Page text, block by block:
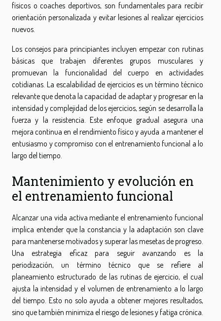
físicos o coaches deportivos, son fundamentales para recibir
orientación personalizada y evitar lesiones al realizar ejercicios
nuevos.
Los consejos para principiantes incluyen empezar con rutinas
básicas que trabajen diferentes grupos musculares y
promuevan la funcionalidad del cuerpo en actividades
cotidianas. La escalabilidad de ejercicios es un término técnico
relevante que denota la capacidad de adaptar y progresar en la
intensidad y complejidad de los ejercicios, según se desarrolla la
fuerza y la resistencia. Este enfoque gradual asegura una
mejora continua en el rendimiento físico y ayuda a mantener el
entusiasmo y compromiso con el entrenamiento funcional a lo
largo del tiempo.
Mantenimiento y evolución en
el entrenamiento funcional
Alcanzar una vida activa mediante el entrenamiento funcional
implica entender que la constancia y la adaptación son clave
para mantenerse motivados y superar las mesetas de progreso.
Una estrategia eficaz para seguir avanzando es la
periodización, un término técnico que se refiere al
planeamiento estructurado de las rutinas de ejercicio, el cual
ajusta la intensidad y el volumen de entrenamiento a lo largo
del tiempo. Esto no solo ayuda a obtener mejores resultados,
sino que también minimiza el riesgo de lesiones y fatiga crónica.